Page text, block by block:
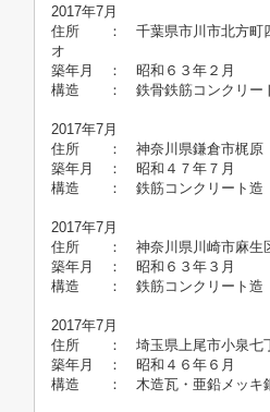
2017年7月
住所 ： 千葉県市川市
築年月 ： 昭和
構造 ： 鉄骨鉄筋コン
2017年7月
住所 ： 神奈川県鎌倉
築年月 ： 昭和
構造 ： 鉄筋コンク
2017年7月
住所 ： 神奈川県川崎市麻生
築年月 ： 昭和
構造 ： 鉄筋コンク
2017年7月
住所 ： 埼玉県上尾市
築年月 ： 昭和４６
構造 ： 木造瓦・亜鉛メッ